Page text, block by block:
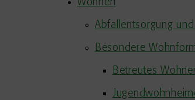
Wohnen
Abfallentsorgung
Besondere
Betreutes